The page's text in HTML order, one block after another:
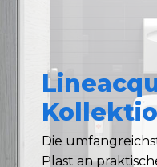
Die
Plast an